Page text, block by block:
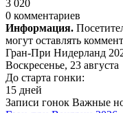
3 020
0 комментариев
Информация.
могут оставлять
Гран-При Нидерланд
Воскресенье, 23 августа
До старта гонки:
15 дней
Записи гонок Важные